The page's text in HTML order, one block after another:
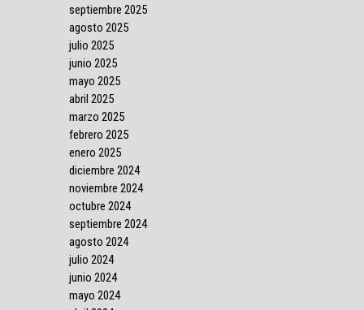
septiembre 2025
agosto 2025
julio 2025
junio 2025
mayo 2025
abril 2025
marzo 2025
febrero 2025
enero 2025
diciembre 2024
noviembre 2024
octubre 2024
septiembre 2024
agosto 2024
julio 2024
junio 2024
mayo 2024